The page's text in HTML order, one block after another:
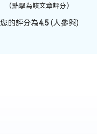
（點擊為該文章評分）
您的評分為4.5(人參與)